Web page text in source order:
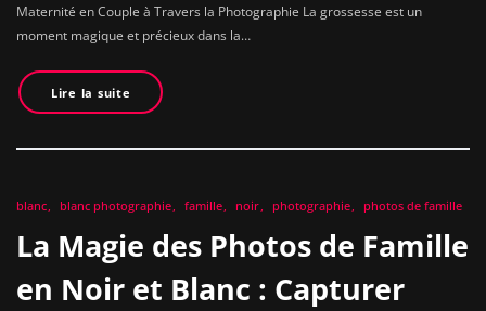
Maternité en Couple à Travers la Photographie La grossesse est un
moment magique et précieux dans la…
Lire la suite
blanc blanc photographie famille noir photographie photos de famille
La Magie des Photos de Famille
en Noir et Blanc : Capturer